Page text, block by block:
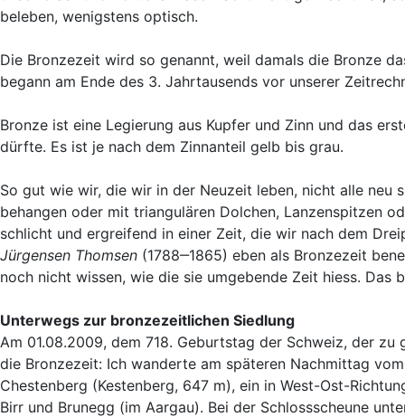
beleben, wenigstens optisch.
Die Bronzezeit wird so genannt, weil damals die Bronze
begann am Ende des 3. Jahrtausends vor unserer
Bronze ist eine Legierung aus Kupfer und Zinn und das
dürfte. Es ist je nach dem Zinnanteil gelb bis grau.
So gut wie wir, die wir in der Neuzeit leben, nicht alle neu
behangen oder mit triangulären Dolchen, Lanzenspitzen
schlicht und ergreifend in einer Zeit, die wir nach dem
Jürgensen Thomsen (1788‒1865) eben als Bronzezeit
noch nicht wissen, wie die sie umgebende Zeit hiess. Das
Unterwegs zur bronzezeitlichen Siedlung
Am 01.08.2009, dem 718. Geburtstag der Schweiz, der
die Bronzezeit: Ich wanderte am späteren Nachmittag
Chestenberg (Kestenberg, 647 m), ein in West-Ost-
Birr und Brunegg (im Aargau). Bei der Schlossscheune